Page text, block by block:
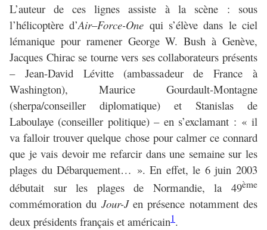
L’auteur de ces lignes assiste à la scène : sous
l’hélicoptère d’Air–Force-One qui s’élève dans le ciel
lémanique pour ramener George W. Bush à Genève,
Jacques Chirac se tourne vers ses collaborateurs présents
– Jean-David Lévitte (ambassadeur de France à
Washington), Maurice Gourdault-Montagne
(sherpa/conseiller diplomatique) et Stanislas de
Laboulaye (conseiller politique) – en s’exclamant : « il
va falloir trouver quelque chose pour calmer ce connard
que je vais devoir me refarcir dans une semaine sur les
plages du Débarquement… ». En effet, le 6 juin 2003
débutait sur les plages de Normandie, la 49ème
commémoration du Jour-Jen présence notamment des
deux présidents français et américain1 .